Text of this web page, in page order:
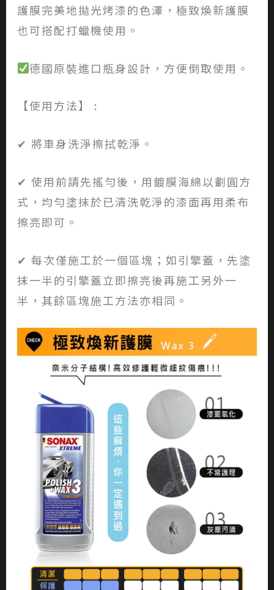
護膜完美地拋光烤漆的色澤，極致煥新護膜
也可搭配打蠟機使用。
德國原裝進口瓶身設計，方便倒取使用。
【使用方法】 :
✔ 將車身洗淨擦拭乾淨。
✔ 使用前請先搖勻後，用鍍膜海綿以劃圓方
式，均勻塗抹於已清洗乾淨的漆面再用柔布
擦亮即可。
✔ 每次僅施工於一個區塊；如引擎蓋，先塗
抹一半的引擎蓋立即擦亮後再施工另外一
半，其餘區塊施工方法亦相同。